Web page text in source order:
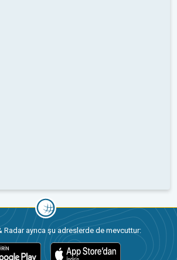
Radar ayrıca şu adreslerde de mevcuttur: